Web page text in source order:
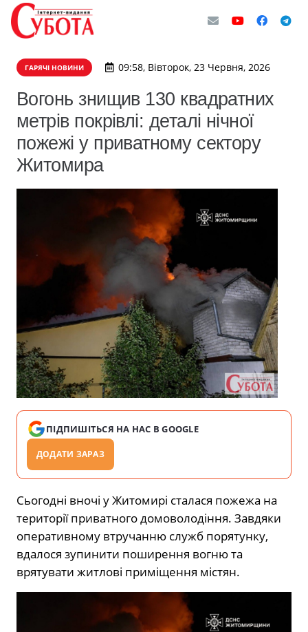
ГАРЯЧІ НОВИНИ 09:58, Вівторок, 23 Червня, 2026
Вогонь знищив 130 квадратних
метрів покрівлі: деталі нічної
пожежі у приватному сектору
Житомира
ПІДПИШІТЬСЯ НА НАС В GOOGLE
ДОДАТИ ЗАРАЗ
Сьогодні вночі у Житомирі сталася пожежа на
території приватного домоволодіння. Завдяки
оперативному втручанню служб порятунку,
вдалося зупинити поширення вогню та
врятувати житлові приміщення містян.